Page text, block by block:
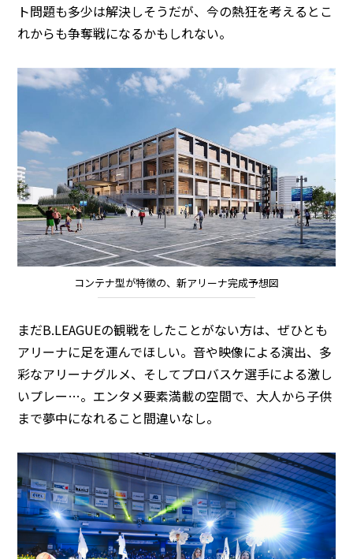
ト問題も多少は解決しそうだが、今の熱狂を考えるとこ
れからも争奪戦になるかもしれない。
コンテナ型が特徴の、新アリーナ完成予想図
まだB.LEAGUEの観戦をしたことがない方は、ぜひとも
アリーナに足を運んでほしい。音や映像による演出、多
彩なアリーナグルメ、そしてプロバスケ選手による激し
いプレー…。エンタメ要素満載の空間で、大人から子供
まで夢中になれること間違いなし。